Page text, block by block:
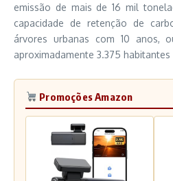
emissão de mais de 16 mil
capacidade de retenção de
árvores urbanas com 10 anos,
aproximadamente 3.375
Promoções Amazon